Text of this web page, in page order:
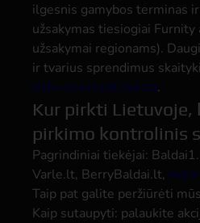
ilgesnis gamybos terminas
užsakymas tiesiogiai
užsakymai regionams).
ir tvarius sprendimus
Individualizuoti baldai.
Kur pirkti
pirkimo kontrolinis
Pagrindiniai tiekėjai:
Varle.lt, BerryBaldai.lt,
Taip pat galite peržiūrėti
Kaip sutaupyti: palaukite